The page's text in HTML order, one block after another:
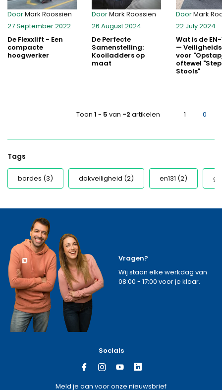
DoorMark Roossien
27 September 2022
De Flexxlift - Een
compacte
hoogwerker
DoorMark Roossien
26 August 2024
De Perfecte
Samenstelling:
Kooiladders op
maat
DoorMark
22 July 2024
Wat is de EN-
—
voor
oftewel "Step
Stools"
Toon 1 - 5 van -2 artikelen 1 0
Tags
bordes (3) dakveiligheid (2) en131 (2)
Vragen?
Wij staan elke werkdag van
08:00 - 17:00 voor je klaar.
Socials
Meld je aan voor onze nieuwsbrief